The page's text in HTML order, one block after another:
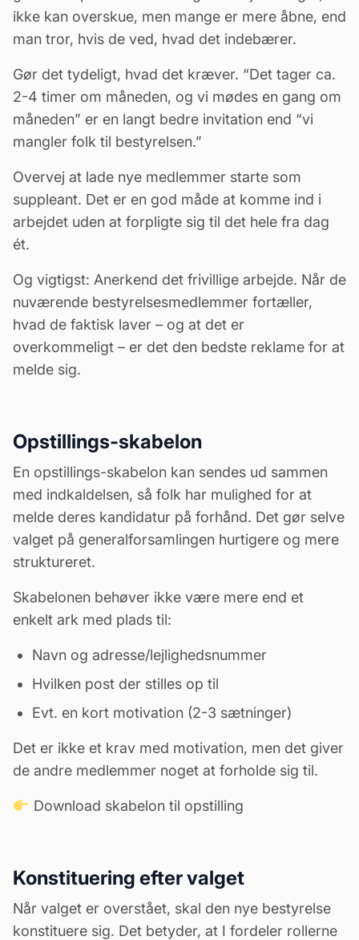
ikke kan overskue, men mange er mere åbne, end
man tror, hvis de ved, hvad det indebærer.
Gør det tydeligt, hvad det kræver. “Det tager ca.
2-4 timer om måneden, og vi mødes en gang om
måneden” er en langt bedre invitation end “vi
mangler folk til bestyrelsen.”
Overvej at lade nye medlemmer starte som
suppleant. Det er en god måde at komme ind i
arbejdet uden at forpligte sig til det hele fra dag
ét.
Og vigtigst: Anerkend det frivillige arbejde. Når de
nuværende bestyrelsesmedlemmer fortæller,
hvad de faktisk laver – og at det er
overkommeligt – er det den bedste reklame for at
melde sig.
Opstillings-skabelon
En opstillings-skabelon kan sendes ud sammen
med indkaldelsen, så folk har mulighed for at
melde deres kandidatur på forhånd. Det gør selve
valget på generalforsamlingen hurtigere og mere
struktureret.
Skabelonen behøver ikke være mere end et
enkelt ark med plads til:
Navn og adresse/lejlighedsnummer
Hvilken post der stilles op til
Evt. en kort motivation (2-3 sætninger)
Det er ikke et krav med motivation, men det giver
de andre medlemmer noget at forholde sig til.
Download skabelon til opstilling
Konstituering efter valget
Når valget er overstået, skal den nye bestyrelse
konstituere sig. Det betyder, at I fordeler rollerne